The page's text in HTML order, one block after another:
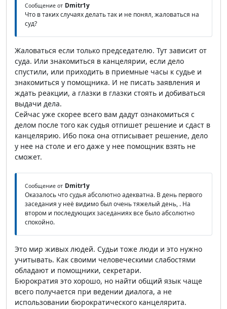
Сообщение от Dmitr1y
Что в таких случаях делать так и не понял, жаловаться на
суд?
Жаловаться если только председателю. Тут зависит от
суда. Или знакомиться в канцелярии, если дело
спустили, или приходить в приемные часы к судье и
знакомиться у помощника. И не писать заявления и
ждать реакции, а глазки в глазки стоять и добиваться
выдачи дела.
Сейчас уже скорее всего вам дадут ознакомиться с
делом после того как судья отпишет решение и сдаст в
канцелярию. Ибо пока она отписывает решение, дело
у нее на столе и его даже у нее помощник взять не
сможет.
Сообщение от Dmitr1y
Оказалось что судья абсолютно адекватна. В день первого
заседания у неё видимо был очень тяжелый день, . На
втором и последующих заседаниях все было абсолютно
спокойно.
Это мир живых людей. Судьи тоже люди и это нужно
учитывать. Как своими человеческими слабостями
обладают и помощники, секретари.
Бюрократия это хорошо, но найти общий язык чаще
всего получается при ведении диалога, а не
использовании бюрократического канцелярита.